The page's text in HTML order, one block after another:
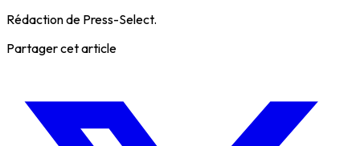
Rédaction de Press-Select.
Partager cet article